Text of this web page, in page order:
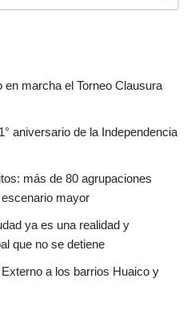
en marcha el Torneo Clausura
aniversario de la Independencia
más de 80 agrupaciones
mayor
ya es una realidad y
que no se detiene
a los barrios Huaico y